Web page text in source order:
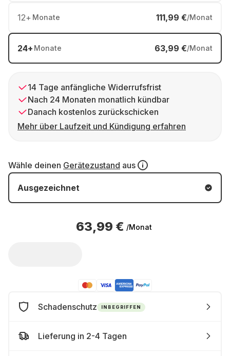
12+ Monate 111,99 €/Monat
24+ Monate 63,99 €/Monat
14 Tage anfängliche Widerrufsfrist
Nach 24 Monaten monatlich kündbar
Danach kostenlos zurückschicken
Mehr über Laufzeit und Kündigung erfahren
Wähle deinen Gerätezustand aus
Ausgezeichnet
63,99 € /Monat
Schadenschutz INBEGRIFFEN
Lieferung in 2-4 Tagen